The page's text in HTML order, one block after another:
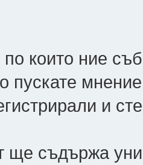
по които ние
пускате
и
ще съдържа